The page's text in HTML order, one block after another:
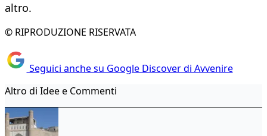
altro.
© RIPRODUZIONE RISERVATA
Seguici anche su Google Discover di Avvenire
Altro di Idee e Commenti